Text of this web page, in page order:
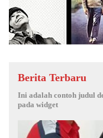
Berita Terbaru
Ini adalah contoh judul
pada widget